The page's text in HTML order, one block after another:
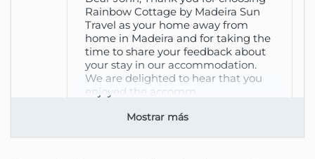
Rainbow Cottage by Madeira Sun
Travel as your home away from
home in Madeira and for taking the
time to share your feedback about
your stay in our accommodation.
We are delighted to hear that you
enjoyed the accomm
Mostrar más